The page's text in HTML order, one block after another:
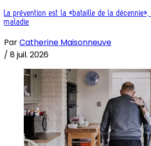
La prévention est la «bataille de la décennie»,
maladie
ParCatherine Maisonneuve
/ 8 juil. 2026